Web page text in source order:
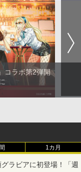
コラボ第2弾開
1カ月
ラビアに初登場！「週